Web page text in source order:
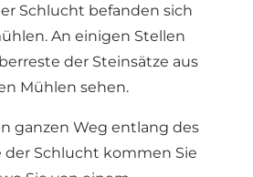
Schlucht befanden sich
An einigen Stellen
der Steinsätze aus
Mühlen sehen.
ganzen Weg entlang des
der Schlucht kommen Sie